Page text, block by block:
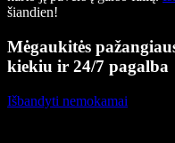
šiandien!
Mėgaukitės
kiekiu ir 24/7 pagalba
Išbandyti nemokamai